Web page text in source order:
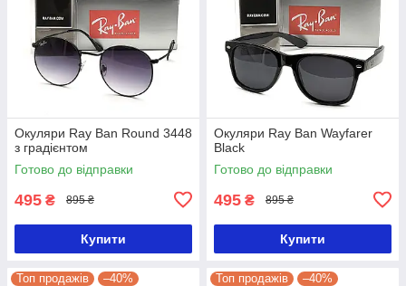
Окуляри Ray Ban Round 3448
з градієнтом
Готово до відправки
495 ₴ 895 ₴
Купити
Окуляри Ray Ban Wayfarer
Black
Готово до відправки
495 ₴ 895 ₴
Купити
Топ продажів –40% Топ продажів –40%